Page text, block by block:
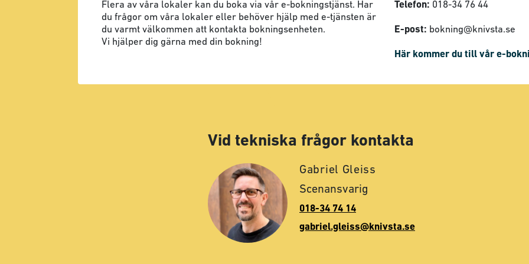
Flera av våra lokaler kan du boka via vår e-bokningstjänst. Har
du frågor om våra lokaler eller behöver hjälp med e-tjänsten är
du varmt välkommen att kontakta bokningsenheten.
Vi hjälper dig gärna med din bokning!
Telefon: 018-34 76 44
E-post: bokning@knivsta.se
Här kommer du till vår e-
Vid tekniska frågor kontakta
Gabriel Gleiss
Scenansvarig
018-34 74 14
gabriel.gleiss@knivsta.se